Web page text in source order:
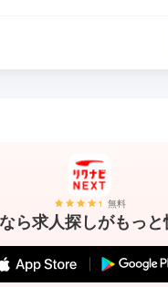
無料
ら求人探しがもっと